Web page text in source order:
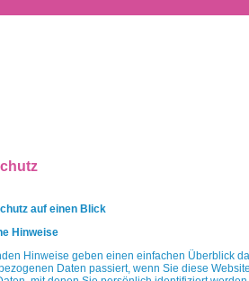
auf einen Blick
Hinweise
Hinweise geben einen einfachen Überblick
Daten passiert, wenn Sie diese